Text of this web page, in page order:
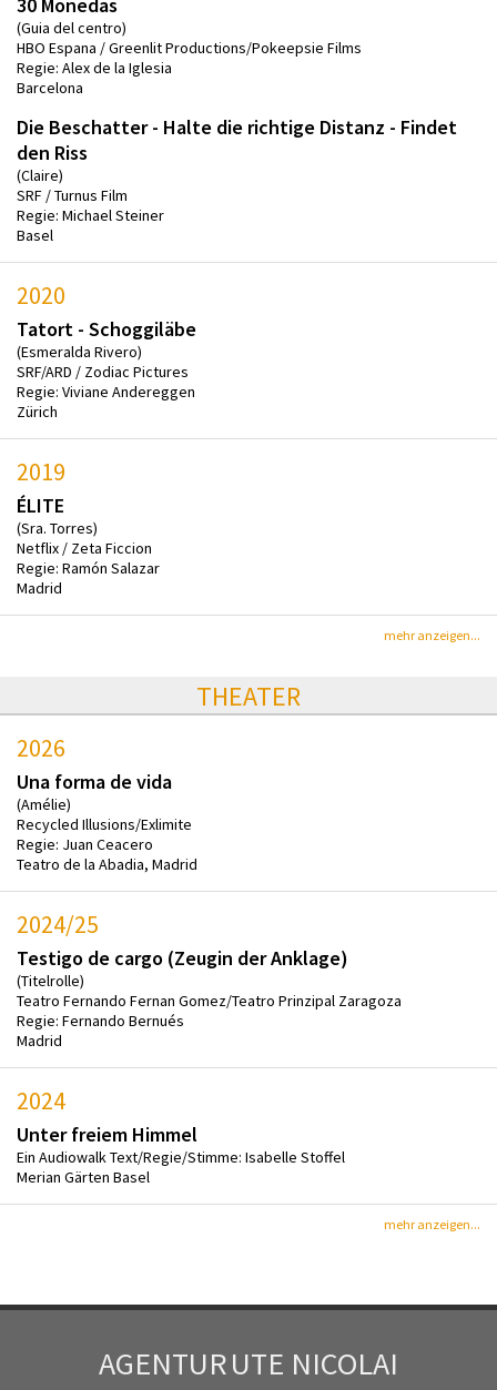
(Guia del centro)
HBO Espana / Greenlit Productions/Pokeepsie Films
Regie: Alex de la Iglesia
Barcelona
Die Beschatter - Halte die richtige Distanz - Findet
den Riss
(Claire)
SRF / Turnus Film
Regie: Michael Steiner
Basel
2020
Tatort - Schoggiläbe
(Esmeralda Rivero)
SRF/ARD / Zodiac Pictures
Regie: Viviane Andereggen
Zürich
2019
ÉLITE
(Sra. Torres)
Netflix / Zeta Ficcion
Regie: Ramón Salazar
Madrid
mehr anzeigen...
THEATER
2026
Una forma de vida
(Amélie)
Recycled Illusions/Exlimite
Regie: Juan Ceacero
Teatro de la Abadia, Madrid
2024/25
Testigo de cargo (Zeugin der Anklage)
(Titelrolle)
Teatro Fernando Fernan Gomez/Teatro Prinzipal Zaragoza
Regie: Fernando Bernués
Madrid
2024
Unter freiem Himmel
Ein Audiowalk Text/Regie/Stimme: Isabelle Stoffel
Merian Gärten Basel
mehr anzeigen...
AGENTURUTE NICOLAI